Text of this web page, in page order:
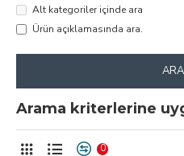
Alt kategoriler içinde ara
Ürün açıklamasında ara.
Arama kriterlerine
0